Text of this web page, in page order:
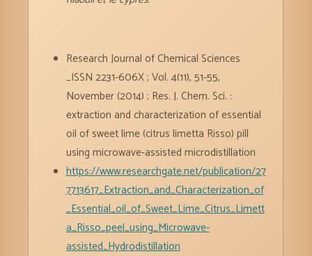
Research Journal of Chemical Sciences
_ISSN 2231-606X ; Vol. 4(11), 51-55,
November (2014) ; Res. J. Chem. Sci. :
extraction and characterization of essential
oil of sweet lime (citrus limetta Risso) pill
using microwave-assisted microdistillation
https://www.researchgate.net/publication/27
7713617_Extraction_and_Characterization_of
_Essential_oil_of_Sweet_Lime_Citrus_Limett
a_Risso_peel_using_Microwave-
assisted_Hydrodistillation